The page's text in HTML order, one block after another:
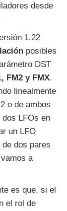
desde
1.22
posibles
DST
FM2 y FMX.
linealmente
o de ambos
LFOs en
un LFO
dos pares
a
es que, si el
el rol de